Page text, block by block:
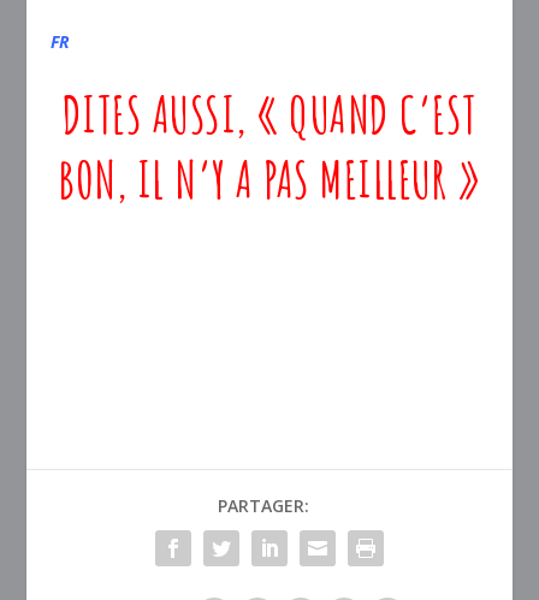
FR
DITES AUSSI, « QUAND C’EST
BON, IL N’Y A PAS MEILLEUR »
PARTAGER: